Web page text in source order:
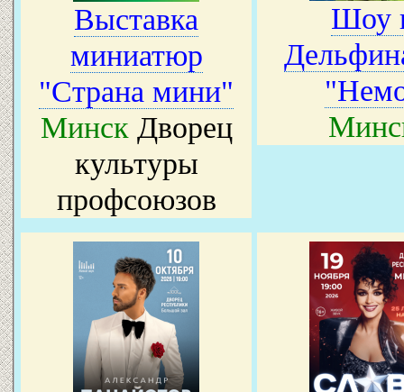
Выставка
миниатюр
"Страна мини"
Минск Дворец
культуры
профсоюзов
Шоу